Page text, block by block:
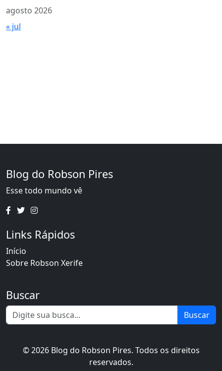
agosto 2026
« jul
Blog do Robson Pires
Esse todo mundo vê
Links Rápidos
Início
Sobre Robson Xerife
Buscar
Buscar
© 2026 Blog do Robson Pires. Todos os direitos
reservados.